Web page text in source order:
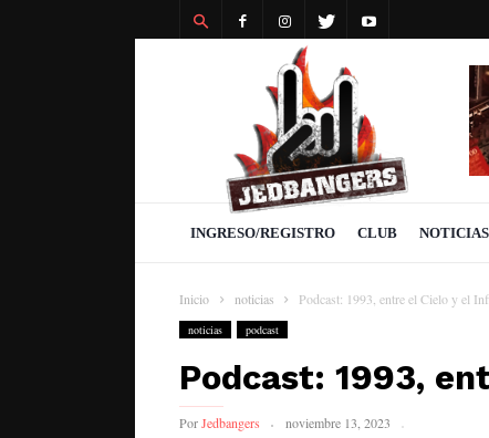
INGRESO/REGISTRO CLUB NOTICIAS
Inicio noticias Podcast: 1993, entre el Cielo y el
noticias podcast
Podcast: 1993,
PorJedbangers noviembre 13, 2023